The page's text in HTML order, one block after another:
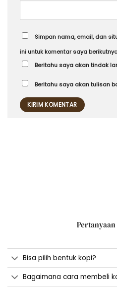
Simpan nama, email, dan
ini untuk komentar saya
Beritahu saya akan tindak
Beritahu saya akan tulisan
Bisa pilih bentuk kopi?
Bagaimana cara membeli